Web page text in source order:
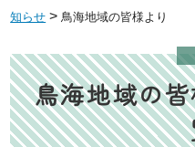
知らせ > 鳥海地域の皆様より
鳥海地域の